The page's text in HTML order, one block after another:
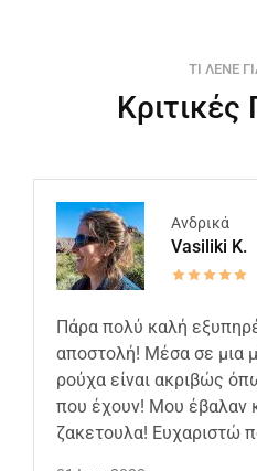
ΤΙ ΛΕΝΕ
Ανδρικά
Vasiliki K.
Πάρα πολύ καλή
αποστολή! Μέσα σε μια
ρούχα είναι ακριβώς
που έχουν! Μου έβαλαν
ζακετουλα! Ευχαριστώ